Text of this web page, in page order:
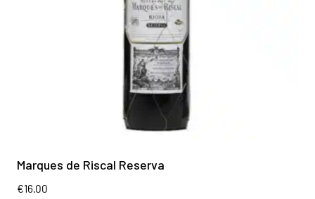
Marques de Riscal Reserva
€16.00